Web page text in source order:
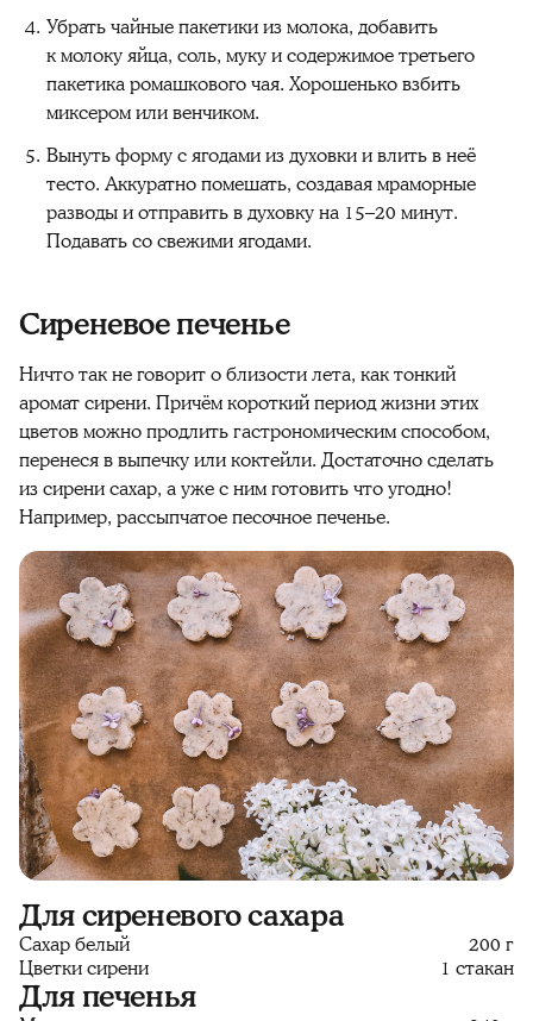
Убрать чайные пакетики из молока, добавить
к молоку яйца, соль, муку и содержимое третьего
пакетика ромашкового чая. Хорошенько взбить
миксером или венчиком.
Вынуть форму с ягодами из духовки и влить в неё
тесто. Аккуратно помешать, создавая мраморные
разводы и отправить в духовку на 15–20 минут.
Подавать со свежими ягодами.
Сиреневое печенье
Ничто так не говорит о близости лета, как тонкий
аромат сирени. Причём короткий период жизни этих
цветов можно продлить гастрономическим способом,
перенеся в выпечку или коктейли. Достаточно сделать
из сирени сахар, а уже с ним готовить что угодно!
Например, рассыпчатое песочное печенье.
Для сиреневого сахара
Сахар белый
200 г
Цветки сирени
1 стакан
Для печенья